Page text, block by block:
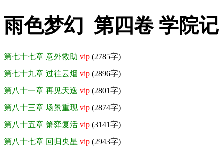
雨色梦幻 第四卷 学院记
第七十七章 意外救助 vip (2785字)
第七十九章 过往云烟 vip (2896字)
第八十一章 再见天逸 vip (2801字)
第八十三章 场景重现 vip (2874字)
第八十五章 箫弈复活 vip (3141字)
第八十七章 回归央星 vip (2943字)